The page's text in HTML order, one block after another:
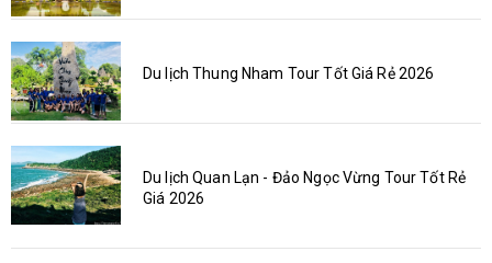
Du lịch Thung Nham Tour Tốt Giá Rẻ 2026
Du lịch Quan Lạn - Đảo Ngọc Vừng Tour Tốt Rẻ
Giá 2026